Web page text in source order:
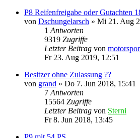
P8 Reifenfreigabe oder Gutachten
von Dschungelarsch » Mi 21. Aug
1 Antworten
9319 Zugriffe
Letzter Beitrag von
Fr 23. Aug 2019, 12:51
Besitzer ohne Zulassung ??
von grand » Do 7. Jun 2018, 15:41
7 Antworten
15564 Zugriffe
Letzter Beitrag von Sterni
Fr 8. Jun 2018, 13:45